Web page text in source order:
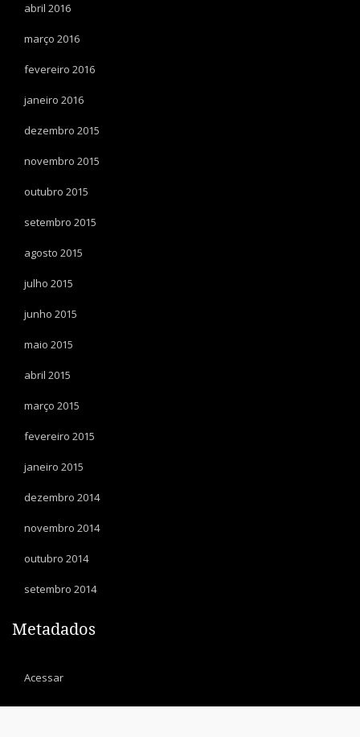
abril 2016
março 2016
fevereiro 2016
janeiro 2016
dezembro 2015
novembro 2015
outubro 2015
setembro 2015
agosto 2015
julho 2015
junho 2015
maio 2015
abril 2015
março 2015
fevereiro 2015
janeiro 2015
dezembro 2014
novembro 2014
outubro 2014
setembro 2014
Metadados
Acessar